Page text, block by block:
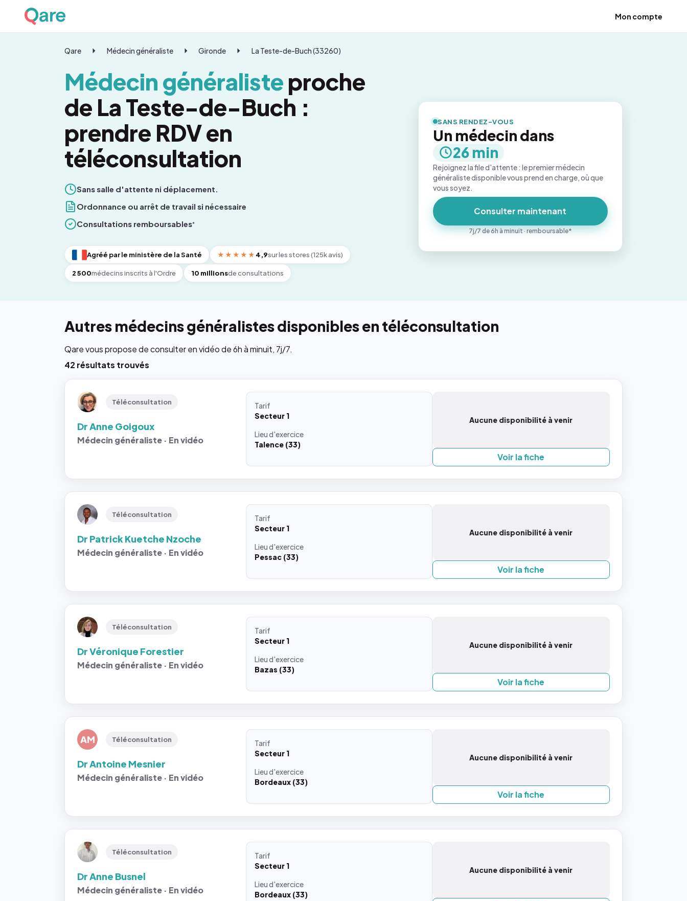
Mon compte
Qare Médecin généraliste Gironde La Teste-de-Buch (33260)
Médecin généralisteproche
de La Teste-de-Buch :
prendre RDV en
téléconsultation
Sans salle d'attente ni déplacement.
Ordonnance ou arrêt de travail si nécessaire
Consultations remboursables*
Agréé par le ministère de la Santé ★★★★★ 4,9sur les stores (125k avis)
2 500médecins inscrits à l'Ordre 10 millionsde consultations
SANS RENDEZ-VOUS
Un médecin dans
26 min
Rejoignez la file d'attente : le premier médecin
généraliste disponible vous prend en charge, où que
vous soyez.
Consulter maintenant
7j/7 de 6h à minuit · remboursable*
Autres médecins généralistes disponibles en téléconsultation
Qare vous propose de consulter en vidéo de 6h à minuit, 7j/7.
42 résultats trouvés
Téléconsultation
Dr Anne Goigoux
Médecin généraliste · En vidéo
Tarif
Secteur 1
Lieud'exercice
Talence (33)
Aucune disponibilité à venir
Voir la fiche
Téléconsultation
Dr Patrick Kuetche Nzoche
Médecin généraliste · En vidéo
Tarif
Secteur 1
Lieud'exercice
Pessac (33)
Aucune disponibilité à venir
Voir la fiche
Téléconsultation
Dr Véronique Forestier
Médecin généraliste · En vidéo
Tarif
Secteur 1
Lieud'exercice
Bazas (33)
Aucune disponibilité à venir
Voir la fiche
AM Téléconsultation
Dr Antoine Mesnier
Médecin généraliste · En vidéo
Tarif
Secteur 1
Lieud'exercice
Bordeaux (33)
Aucune disponibilité à venir
Voir la fiche
Téléconsultation
Dr Anne Busnel
Médecin généraliste · En vidéo
Tarif
Secteur 1
Lieud'exercice
Bordeaux (33)
Aucune disponibilité à venir